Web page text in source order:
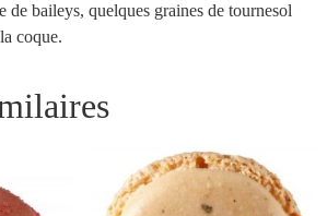
de baileys, quelques graines de tournesol
coque.